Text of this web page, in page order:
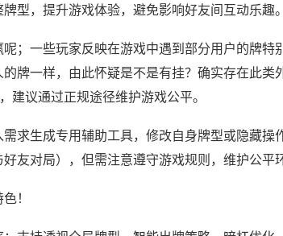
型，提升游戏体验，避免影响好友间互动乐趣。
；一些玩家反映在游戏中遇到部分用户的牌特
牌一样，由此怀疑是不是有挂？确实存在此类
建议通过正规途径维护游戏公平。
求生成专用辅助工具，修改自身牌型或隐藏操
友对局），但需注意遵守游戏规则，维护公平
！